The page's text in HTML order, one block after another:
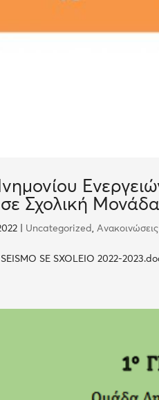
Σχολική
Uncategorized Ανακοινώσεις
SE SXOLEIO 2022-